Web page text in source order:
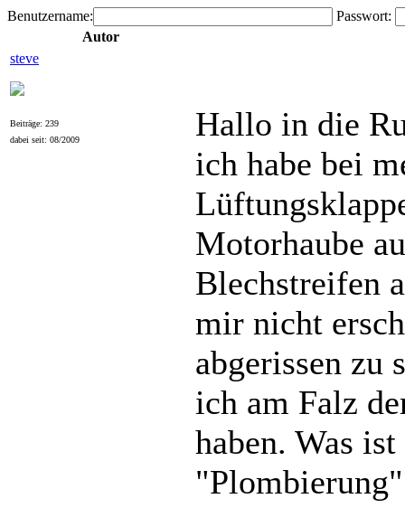
Benutzername:
Passwort:
Autor
steve
Beiträge: 239
dabei seit: 08/2009
Hallo in die
ich habe bei
Motorhaube
Blechstreifen
mir nicht
abgerissen zu
ich am Falz
haben. Was